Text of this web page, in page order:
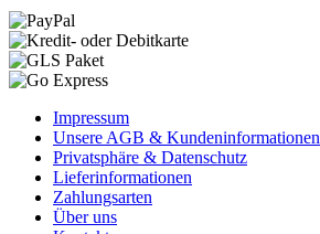
Impressum
Unsere AGB & Kundeninformationen
Privatsphäre & Datenschutz
Lieferinformationen
Zahlungsarten
Über uns